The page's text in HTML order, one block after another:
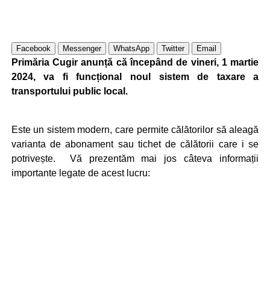
Facebook Messenger WhatsApp Twitter Email
Primăria Cugir anunță că începând de vineri, 1 martie
2024, va fi funcțional noul sistem de taxare a
transportului public local.
Este un sistem modern, care permite călătorilor să aleagă
varianta de abonament sau tichet de călătorii care i se
potrivește. Vă prezentăm mai jos câteva informații
importante legate de acest lucru: